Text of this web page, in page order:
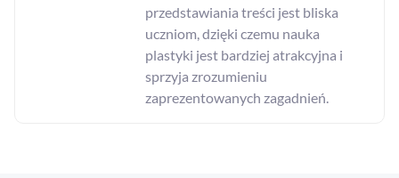
przedstawiania treści jest bliska
uczniom, dzięki czemu nauka
plastyki jest bardziej atrakcyjna i
sprzyja zrozumieniu
zaprezentowanych zagadnień.